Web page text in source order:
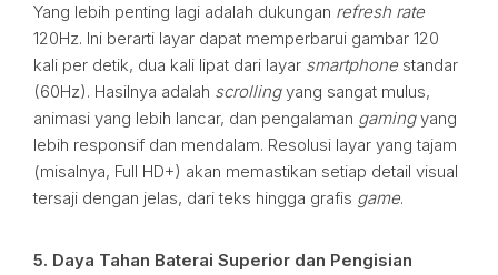
Yang lebih penting lagi adalah dukungan refresh rate
120Hz. Ini berarti layar dapat memperbarui gambar 120
kali per detik, dua kali lipat dari layar smartphonestandar
(60Hz). Hasilnya adalah scrollingyang sangat mulus,
animasi yang lebih lancar, dan pengalaman gamingyang
lebih responsif dan mendalam. Resolusi layar yang tajam
(misalnya, Full HD+) akan memastikan setiap detail visual
tersaji dengan jelas, dari teks hingga grafis game.
5. Daya Tahan Baterai Superior dan Pengisian